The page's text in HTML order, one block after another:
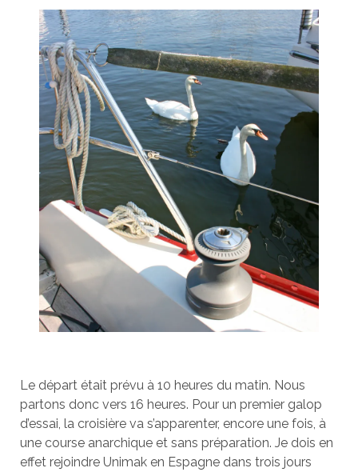
Le départ était prévu à 10 heures du matin. Nous
partons donc vers 16 heures. Pour un premier galop
d’essai, la croisière va s’apparenter, encore une fois, à
une course anarchique et sans préparation. Je dois en
effet rejoindre Unimak en Espagne dans trois jours